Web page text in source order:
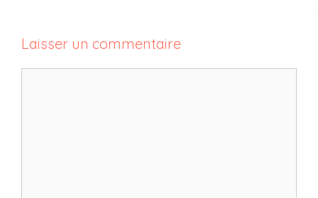
Laisser un commentaire